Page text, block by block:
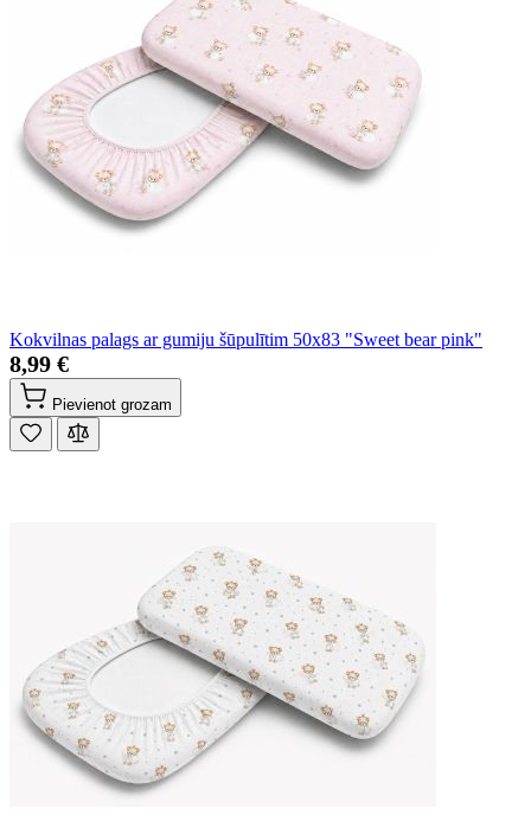
Kokvilnas palags ar gumiju šūpulītim 50x83 "Sweet bear pink"
8,99 €
Pievienot grozam